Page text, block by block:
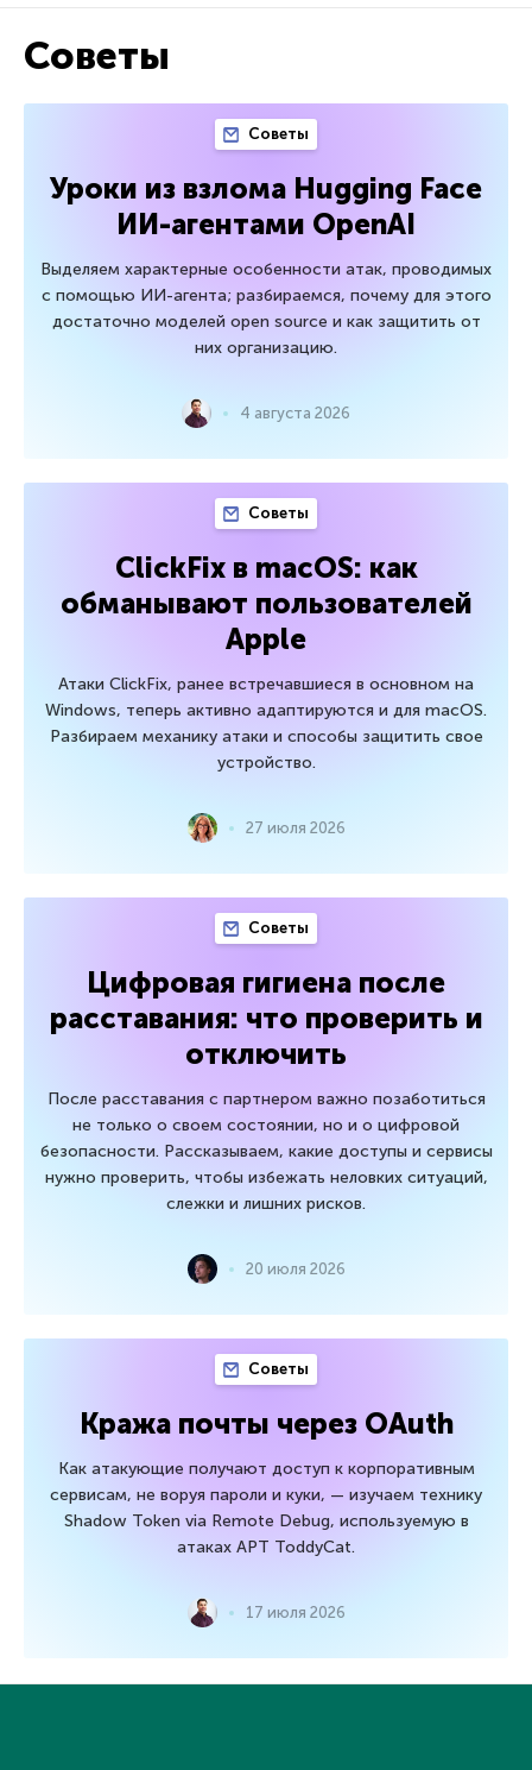
Советы
Советы
Уроки из взлома Hugging Face
ИИ-агентами OpenAI
Выделяем характерные особенности атак, проводимых
с помощью ИИ-агента; разбираемся, почему для этого
достаточно моделей open source и как защитить от
них организацию.
4 августа 2026
Советы
ClickFix в macOS: как
обманывают пользователей
Apple
Атаки ClickFix, ранее встречавшиеся в основном на
Windows, теперь активно адаптируются и для macOS.
Разбираем механику атаки и способы защитить свое
устройство.
27 июля 2026
Советы
Цифровая гигиена после
расставания: что проверить и
отключить
После расставания с партнером важно позаботиться
не только о своем состоянии, но и о цифровой
безопасности. Рассказываем, какие доступы и сервисы
нужно проверить, чтобы избежать неловких ситуаций,
слежки и лишних рисков.
20 июля 2026
Советы
Кража почты через OAuth
Как атакующие получают доступ к корпоративным
сервисам, не воруя пароли и куки, — изучаем технику
Shadow Token via Remote Debug, используемую в
атаках APT ToddyCat.
17 июля 2026